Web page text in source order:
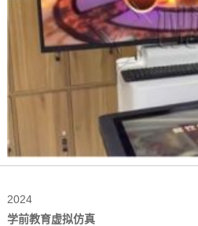
2024
学前教育虚拟仿真